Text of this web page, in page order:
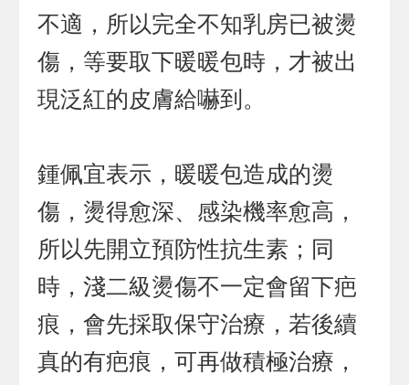
不適，所以完全不知乳房已被燙
傷，等要取下暖暖包時，才被出
現泛紅的皮膚給嚇到。
鍾佩宜表示，暖暖包造成的燙
傷，燙得愈深、感染機率愈高，
所以先開立預防性抗生素；同
時，淺二級燙傷不一定會留下疤
痕，會先採取保守治療，若後續
真的有疤痕，可再做積極治療，